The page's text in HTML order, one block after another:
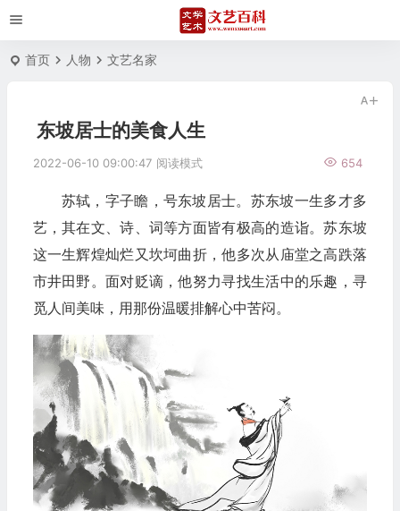
首页 人物 文艺名家
东坡居士的美食人生
2022-06-10 09:00:47 654
阅读模式
苏轼，字子瞻，号东坡居士。苏东坡一生多才多
艺，其在文、诗、词等方面皆有极高的造诣。苏东坡
这一生辉煌灿烂又坎坷曲折，他多次从庙堂之高跌落
市井田野。面对贬谪，他努力寻找生活中的乐趣，寻
觅人间美味，用那份温暖排解心中苦闷。